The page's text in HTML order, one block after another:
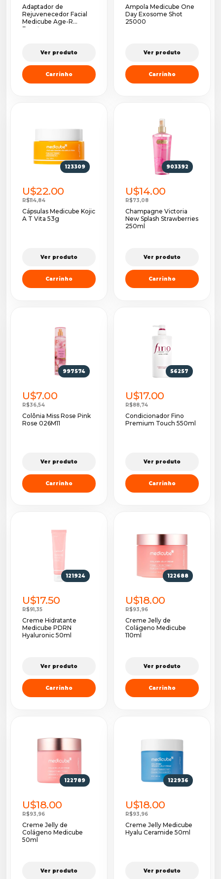
Adaptador de
Rejuvenecedor Facial
Medicube Age-R
Booste...
Ver produto
Carrinho
Ampola Medicube One
Day Exosome Shot
25000
Ver produto
Carrinho
123309
U$22.00
R$114,84
Cápsulas Medicube Kojic
A T Vita 53g
Ver produto
Carrinho
903392
U$14.00
R$73,08
Champagne Victoria
New Splash Strawberries
250ml
Ver produto
Carrinho
997574
U$7.00
R$36,54
Colônia Miss Rose Pink
Rose 026M11
Ver produto
Carrinho
56257
U$17.00
R$88,74
Condicionador Fino
Premium Touch 550ml
Ver produto
Carrinho
121924
U$17.50
R$91,35
Creme Hidratante
Medicube PDRN
Hyaluronic 50ml
Ver produto
Carrinho
122688
U$18.00
R$93,96
Creme Jelly de
Colágeno Medicube
110ml
Ver produto
Carrinho
122789
U$18.00
R$93,96
Creme Jelly de
Colágeno Medicube
50ml
Ver produto
122936
U$18.00
R$93,96
Creme Jelly Medicube
Hyalu Ceramide 50ml
Ver produto